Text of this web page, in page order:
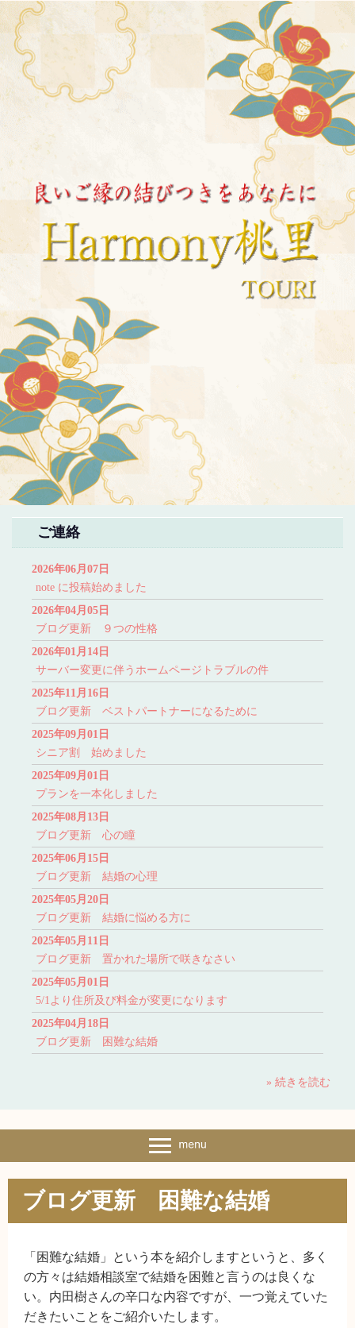
ご連絡
2026年06月07日
note に投稿始めました
2026年04月05日
ブログ更新 ９つの性格
2026年01月14日
サーバー変更に伴うホームページトラブルの件
2025年11月16日
ブログ更新 ベストパートナーになるために
2025年09月01日
シニア割 始めました
2025年09月01日
プランを一本化しました
2025年08月13日
ブログ更新 心の瞳
2025年06月15日
ブログ更新 結婚の心理
2025年05月20日
ブログ更新 結婚に悩める方に
2025年05月11日
ブログ更新 置かれた場所で咲きなさい
2025年05月01日
5/1より住所及び料金が変更になります
2025年04月18日
ブログ更新 困難な結婚
» 続きを読む
ブログ更新 困難な結婚
「困難な結婚」という本を紹介しますというと、多く
の方々は結婚相談室で結婚を困難と言うのは良くな
い。内田樹さんの辛口な内容ですが、一つ覚えていた
だきたいことをご紹介いたします。